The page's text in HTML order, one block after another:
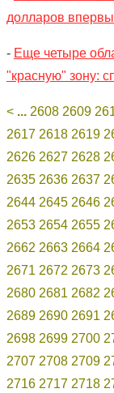
долларов
- Еще четыре
"красную" зону:
< ... 2608 2609
2617 2618 2619
2626 2627 2628
2635 2636 2637
2644 2645 2646
2653 2654 2655
2662 2663 2664
2671 2672 2673
2680 2681 2682
2689 2690 2691
2698 2699 2700
2707 2708 2709
2716 2717 2718